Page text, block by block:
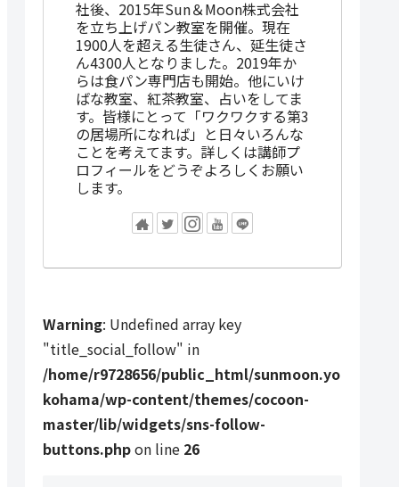
社後、2015年Sun＆Moon株式会社
を立ち上げパン教室を開催。現在
1900人を超える生徒さん、延生徒さ
ん4300人となりました。2019年か
らは食パン専門店も開始。他にいけ
ばな教室、紅茶教室、占いをしてま
す。皆様にとって「ワクワクする第3
の居場所になれば」と日々いろんな
ことを考えてます。詳しくは講師プ
ロフィールをどうぞよろしくお願い
します。
Warning: Undefined array key
"title_social_follow" in
/home/r9728656/public_html/sunmoon.yo
kohama/wp-content/themes/cocoon-
master/lib/widgets/sns-follow-
buttons.phpon line 26